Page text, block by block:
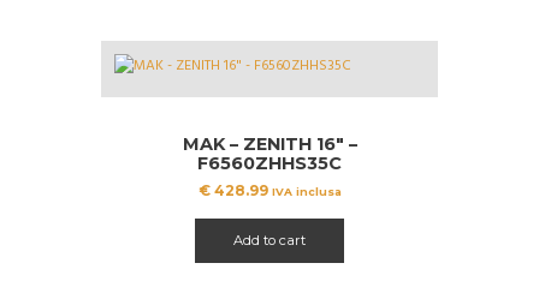
MAK – ZENITH 16″ –
F6560ZHHS35C
€428.99 IVA inclusa
Add to cart